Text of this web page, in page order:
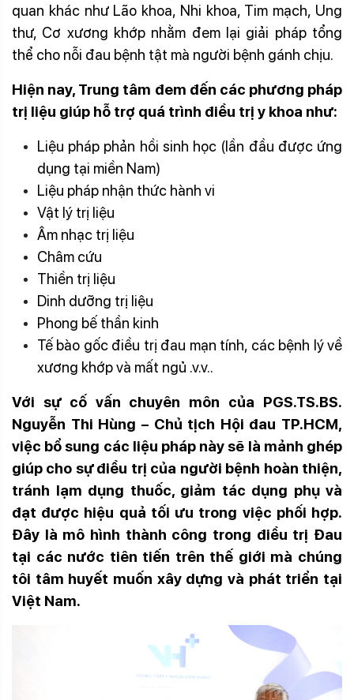
quan khác như Lão khoa, Nhi khoa, Tim mạch, Ung
thư, Cơ xương khớp nhằm đem lại giải pháp tổng
thể cho nỗi đau bệnh tật mà người bệnh gánh chịu.
Hiện nay, Trung tâm đem đến các phương pháp
trị liệu giúp hỗ trợ quá trình điều trị y khoa như:
Liệu pháp phản hồi sinh học (lần đầu được ứng
dụng tại miền Nam)
Liệu pháp nhận thức hành vi
Vật lý trị liệu
Âm nhạc trị liệu
Châm cứu
Thiền trị liệu
Dinh dưỡng trị liệu
Phong bế thần kinh
Tế bào gốc điều trị đau mạn tính, các bệnh lý về
xương khớp và mất ngủ .v.v..
Với sự cố vấn chuyên môn của PGS.TS.BS.
Nguyễn Thi Hùng – Chủ tịch Hội đau TP.HCM,
việc bổ sung các liệu pháp này sẽ là mảnh ghép
giúp cho sự điều trị của người bệnh hoàn thiện,
tránh lạm dụng thuốc, giảm tác dụng phụvà
đạt được hiệu quả tối ưu trong việc phối hợp.
Đây là mô hình thành công trong điều trị Đau
tại các nước tiên tiến trên thế giới mà chúng
tôi tâm huyết muốn xây dựng và phát triển tại
Việt Nam.